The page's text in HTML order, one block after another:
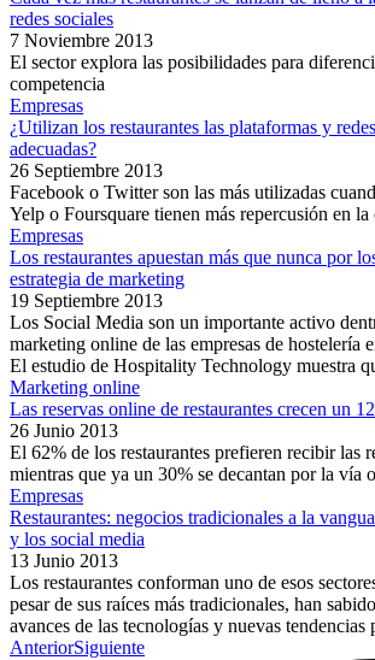
redes sociales
7 Noviembre 2013
El sector explora las posibilidades para
competencia
Empresas
¿Utilizan los restaurantes las plataformas y
adecuadas?
26 Septiembre 2013
Facebook o Twitter son las más utilizadas
Yelp o Foursquare tienen más repercusión en
Empresas
Los restaurantes apuestan más que nunca por
estrategia de marketing
19 Septiembre 2013
Los Social Media son un importante activo
marketing online de las empresas de hostelería
El estudio de Hospitality Technology muestra
Marketing online
Las reservas online de restaurantes crecen un
26 Junio 2013
El 62% de los restaurantes prefieren recibir las
mientras que ya un 30% se decantan por la vía
Empresas
Restaurantes: negocios tradicionales a la
y los social media
13 Junio 2013
Los restaurantes conforman uno de esos
pesar de sus raíces más tradicionales, han
avances de las tecnologías y nuevas tendencias
AnteriorSiguiente